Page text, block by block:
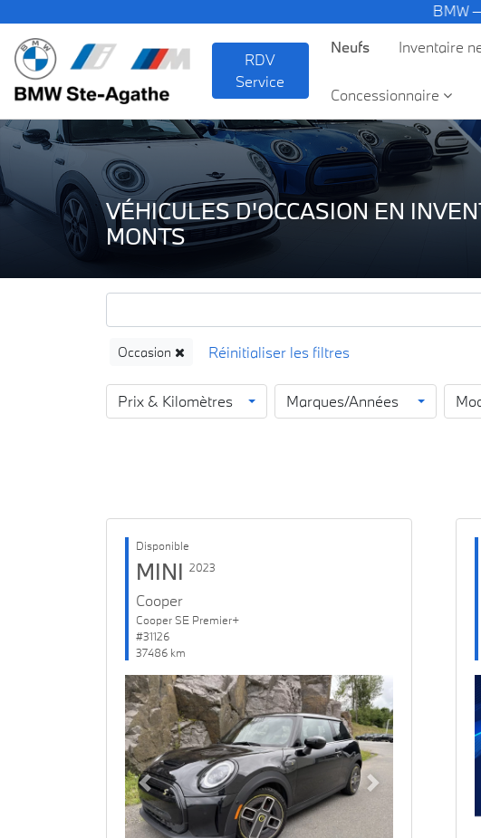
BMW — Le
RDV
Service
Neufs Inventaire
Concessionnaire
VÉHICULES D'OCCASION EN
MONTS
Occasion
Prix & Kilomètres Marques/Années
Disponible
MINI 2023
Cooper
Cooper SE Premier+
#31126
37486 km
Previous Next